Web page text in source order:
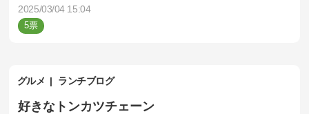
2025/03/04 15:04
5
グルメ ランチブログ
好きなトンカツチェーン